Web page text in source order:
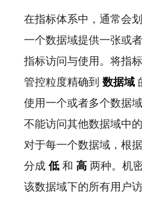
在指标体系中，通常会
一个数据域提供一张或
指标访问与使用。将指
管控粒度精确到 数据域
使用一个或者多个数据
不能访问其他数据域中的
对于每一个数据域，根
分成 低 和 高 两种。机
该数据域下的所有用户